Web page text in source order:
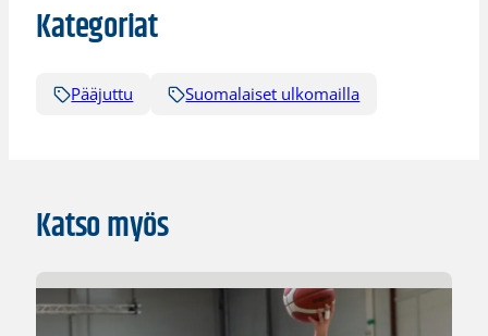
Kategoriat
Pääjuttu Suomalaiset ulkomailla
Katso myös